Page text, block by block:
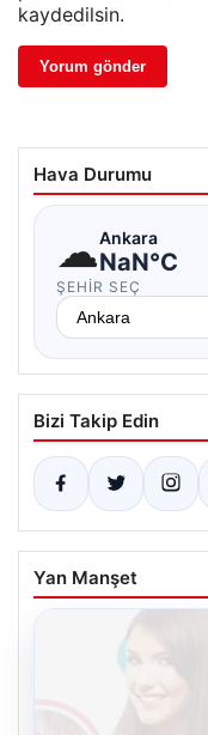
kaydedilsin.
Hava Durumu
☁Ankara
NaN°C
ŞEHIR SEÇ
Bizi Takip Edin
Yan Manşet